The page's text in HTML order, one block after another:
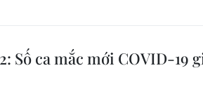
Số ca mắc mới COVID-19